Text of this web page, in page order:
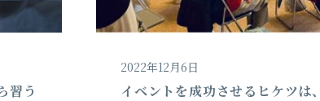
習う
2022年12月6日
イベントを成功させるヒケツは